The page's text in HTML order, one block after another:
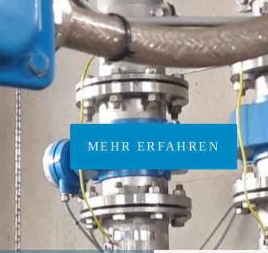
Lieferung von Ersatzteilen fuer
Maschinentechnik kommunaler
Klaeranlagen
MEHR ERFAHREN